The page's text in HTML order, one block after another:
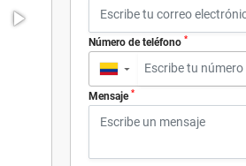
Número de teléfono *
▼
Mensaje *